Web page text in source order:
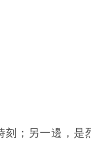
；另一邊，是